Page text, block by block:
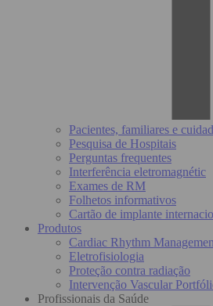
Pacientes, familiares e
Pesquisa de Hospitais
Perguntas frequentes
Interferência eletromagnétic
Exames de RM
Folhetos informativos
Cartão de implante
Produtos
Cardiac Rhythm
Eletrofisiologia
Proteção contra radiação
Intervenção Vascular
Profissionais da Saúde